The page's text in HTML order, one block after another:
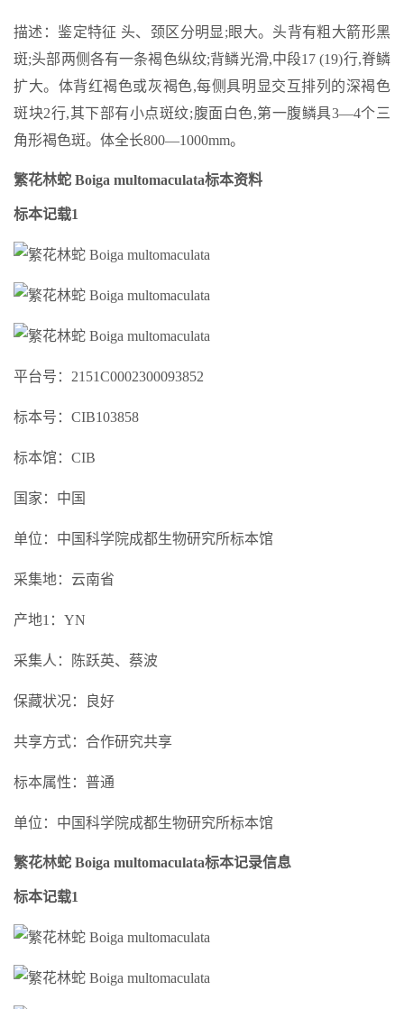
描述：鉴定特征 头、颈区分明显;眼大。头背有粗大箭形黑
斑;头部两侧各有一条褐色纵纹;背鳞光滑,中段17 (19)行,脊鳞
扩大。体背红褐色或灰褐色,每侧具明显交互排列的深褐色
斑块2行,其下部有小点斑纹;腹面白色,第一腹鳞具3—4个三
角形褐色斑。体全长800—1000mm。
繁花林蛇 Boiga multomaculata标本资料
标本记载1
平台号：2151C0002300093852
标本号：CIB103858
标本馆：CIB
国家：中国
单位：中国科学院成都生物研究所标本馆
采集地：云南省
产地1：YN
采集人：陈跃英、蔡波
保藏状况：良好
共享方式：合作研究共享
标本属性：普通
单位：中国科学院成都生物研究所标本馆
繁花林蛇 Boiga multomaculata标本记录信息
标本记载1